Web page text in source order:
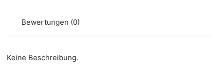
Bewertungen (0)
Keine Beschreibung.